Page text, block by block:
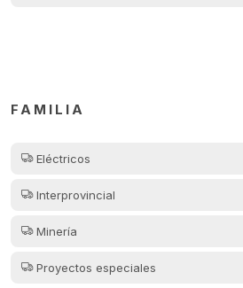
FAMILIA
Eléctricos
Interprovincial
Minería
Proyectos especiales